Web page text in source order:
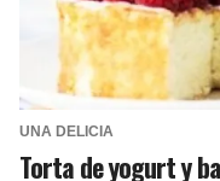
UNA DELICIA
Torta de yogurt y